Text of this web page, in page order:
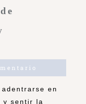
en
y sentir la